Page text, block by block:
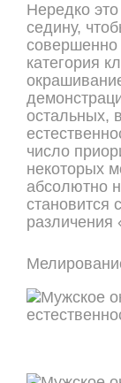
Нередко
седину,
совершенно
категория
остальных,
число
некоторых
абсолютно
становится
различения